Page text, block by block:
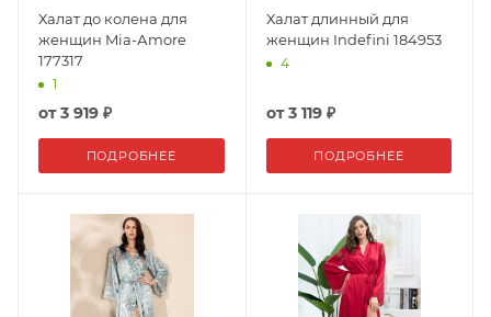
Халат до колена для
женщин Mia-Аmore
177317
1
от3 919 ₽
ПОДРОБНЕЕ
Халат длинный для
женщин Indefini 184953
4
от3 119 ₽
ПОДРОБНЕЕ